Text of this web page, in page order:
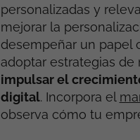
personalizadas y
mejorar la
desempeñar un papel
adoptar estrategias
impulsar el
digital. Incorpora el
observa cómo tu